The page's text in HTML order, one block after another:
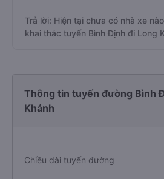
Trả lời: Hiện tại chưa có nhà xe
khai thác tuyến Bình Định đi Long
Thông tin tuyến đường Bình
Khánh
Chiều dài tuyến đường